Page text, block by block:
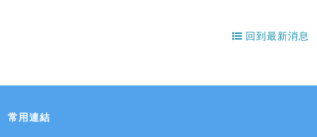
回到最新消息
常用連結